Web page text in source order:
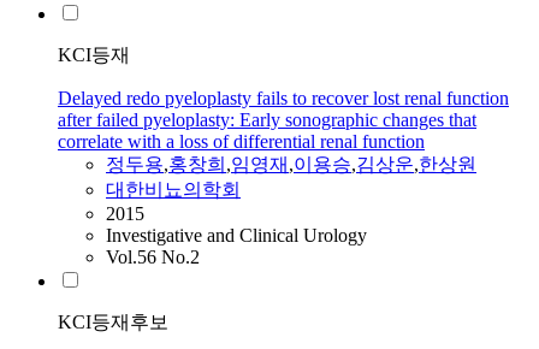
KCI등재
Delayed redo pyeloplasty fails to recover lost renal function
after failed pyeloplasty: Early sonographic changes that
correlate with a loss of differential renal function
정두용,홍창희 ,임영재 ,이용승,김상운,한상원
대한비뇨의학회
2015
Investigative and Clinical Urology
Vol.56 No.2
KCI등재후보